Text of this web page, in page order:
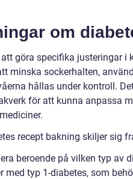
om
göra specifika justeringar
minska sockerhalten,
hållas under kontroll.
för att kunna anpassa
recept bakning skiljer sig
beroende på vilken typ av
med typ 1-diabetes, som